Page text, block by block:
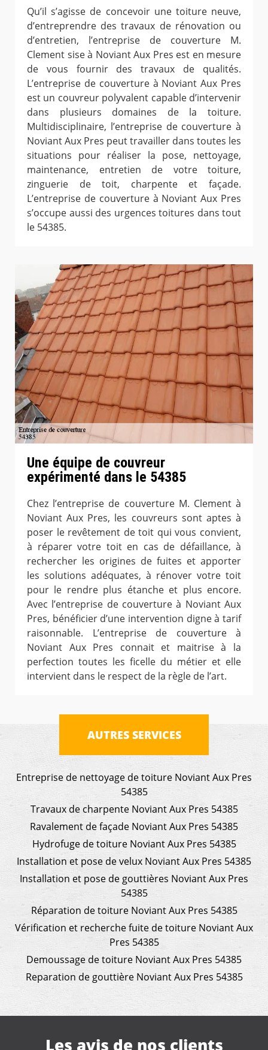
Qu’il s’agisse de concevoir une toiture neuve,
d’entreprendre des travaux de rénovation ou
d’entretien, l’entreprise de couverture M.
Clement sise à Noviant Aux Pres est en mesure
de vous fournir des travaux de qualités.
L’entreprise de couverture à Noviant Aux Pres
est un couvreur polyvalent capable d’intervenir
dans plusieurs domaines de la toiture.
Multidisciplinaire, l’entreprise de couverture à
Noviant Aux Pres peut travailler dans toutes les
situations pour réaliser la pose, nettoyage,
maintenance, entretien de votre toiture,
zinguerie de toit, charpente et façade.
L’entreprise de couverture à Noviant Aux Pres
s’occupe aussi des urgences toitures dans tout
le 54385.
Une équipe de couvreur
expérimenté dans le 54385
Chez l’entreprise de couverture M. Clement à
Noviant Aux Pres, les couvreurs sont aptes à
poser le revêtement de toit qui vous convient,
à réparer votre toit en cas de défaillance, à
rechercher les origines de fuites et apporter
les solutions adéquates, à rénover votre toit
pour le rendre plus étanche et plus encore.
Avec l’entreprise de couverture à Noviant Aux
Pres, bénéficier d’une intervention digne à tarif
raisonnable. L’entreprise de couverture à
Noviant Aux Pres connait et maitrise à la
perfection toutes les ficelle du métier et elle
intervient dans le respect de la règle de l’art.
AUTRES SERVICES
Entreprise de nettoyage de toiture Noviant Aux Pres
54385
Travaux de charpente Noviant Aux Pres 54385
Ravalement de façade Noviant Aux Pres 54385
Hydrofuge de toiture Noviant Aux Pres 54385
Installation et pose de velux Noviant Aux Pres 54385
Installation et pose de gouttières Noviant Aux Pres
54385
Réparation de toiture Noviant Aux Pres 54385
Vérification et recherche fuite de toiture Noviant Aux
Pres 54385
Demoussage de toiture Noviant Aux Pres 54385
Reparation de gouttière Noviant Aux Pres 54385
Les avis de nos clients